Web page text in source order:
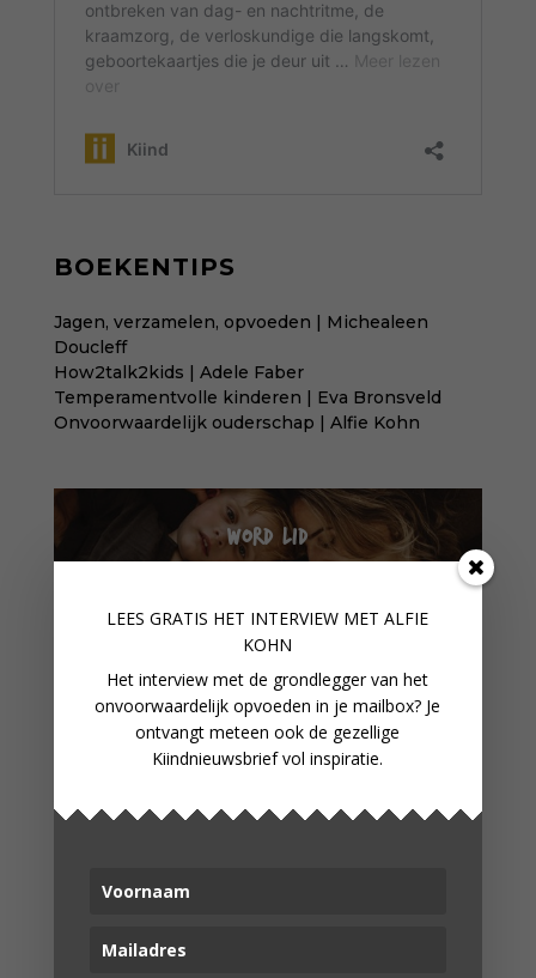
BOEKENTIPS
Jagen, verzamelen, opvoeden | Michealeen
Doucleff
How2talk2kids | Adele Faber
Temperamentvolle kinderen | Eva Bronsveld
Onvoorwaardelijk ouderschap | Alfie Kohn
WORD LID
WORD LID VAN ONZE
COMMUNITY
VERDER LEZEN
LEES GRATIS HET INTERVIEW MET ALFIE
KOHN
Het interview met de grondlegger van het
onvoorwaardelijk opvoeden in je mailbox? Je
ontvangt meteen ook de gezellige
Kiindnieuwsbrief vol inspiratie.